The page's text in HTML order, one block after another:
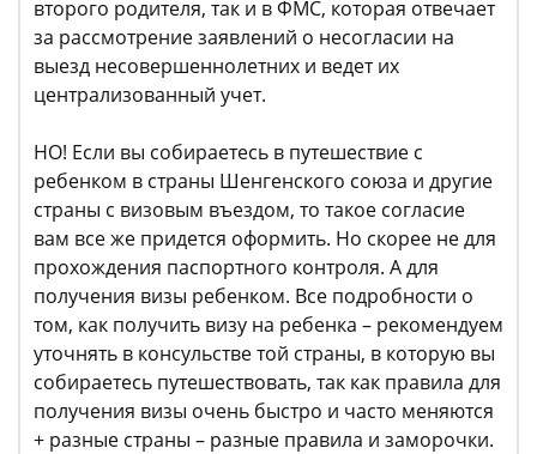
второго родителя, так и в ФМС, которая отвечает
за рассмотрение заявлений о несогласии на
выезд несовершеннолетних и ведет их
централизованный учет.
НО! Если вы собираетесь в путешествие с
ребенком в страны Шенгенского союза и другие
страны с визовым въездом, то такое согласие
вам все же придется оформить. Но скорее не для
прохождения паспортного контроля. А для
получения визы ребенком. Все подробности о
том, как получить визу на ребенка – рекомендуем
уточнять в консульстве той страны, в которую вы
собираетесь путешествовать, так как правила для
получения визы очень быстро и часто меняются
+ разные страны – разные правила и заморочки.